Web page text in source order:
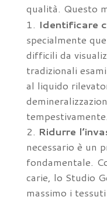
qualità. Questo
Identificare
specialmente
difficili da
tradizionali
al liquido
tempestivamente.
Ridurre l’
necessario è un
fondamentale.
carie, lo Studio
massimo i